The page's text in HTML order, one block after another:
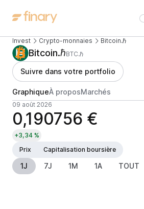
Invest Crypto-monnaies Bitcoin.ℏ
Bitcoin.ℏBTC.ℏ
Suivre dans votre portfolio
GraphiqueÀ proposMarchés
09 août 2026
0,190756 €
+3,34 %
Prix
Capitalisation boursière
1J 7J 1M 1A TOUT